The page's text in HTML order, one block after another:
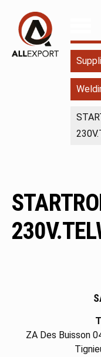
pour
ZA Des Buisson